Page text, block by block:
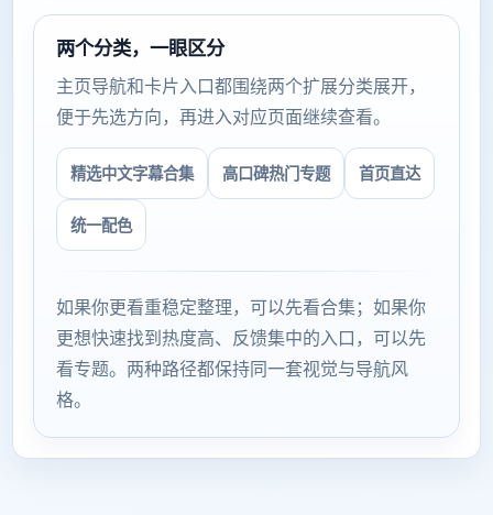
两个分类，一眼区分
主页导航和卡片入口都围绕两个扩展分类展开，
便于先选方向，再进入对应页面继续查看。
精选中文字幕合集 高口碑热门专题 首页直达
统一配色
如果你更看重稳定整理，可以先看合集；如果你
更想快速找到热度高、反馈集中的入口，可以先
看专题。两种路径都保持同一套视觉与导航风
格。